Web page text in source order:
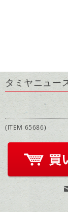
タミヤニュー
(ITEM 65686)